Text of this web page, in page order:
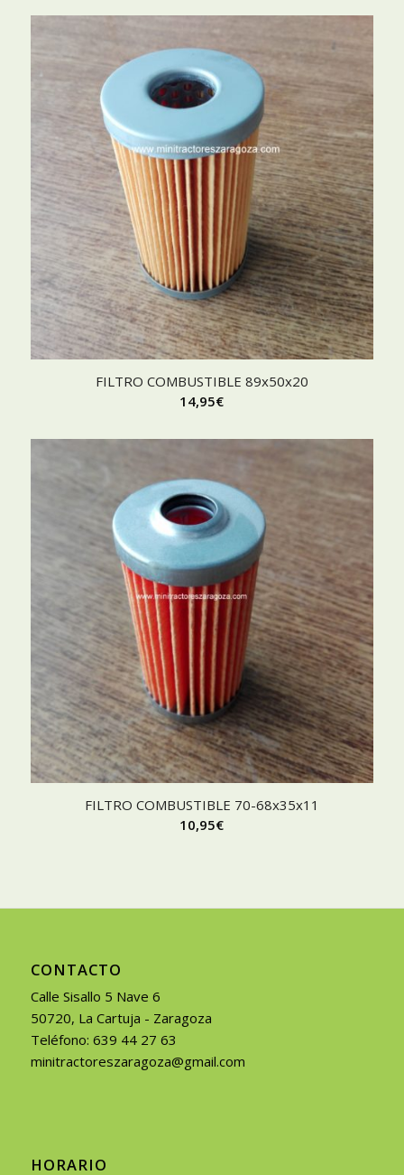
FILTRO COMBUSTIBLE 89x50x20
14,95€
FILTRO COMBUSTIBLE 70-68x35x11
10,95€
CONTACTO
Calle Sisallo 5 Nave 6
50720, La Cartuja - Zaragoza
Teléfono: 639 44 27 63
minitractoreszaragoza@gmail.com
HORARIO